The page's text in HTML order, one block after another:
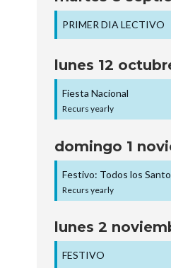
PRIMER DIA LECTIVO
lunes 12
Fiesta Nacional
Recurs yearly
domingo 1
Festivo: Todos los
Recurs yearly
lunes 2
FESTIVO